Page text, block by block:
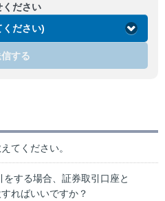
ください
ださい)
する
てください。
をする場合、証券取引口座と
ればいいですか？